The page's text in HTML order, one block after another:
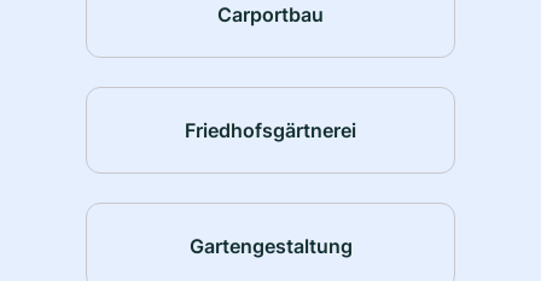
Carportbau
Friedhofsgärtnerei
Gartengestaltung